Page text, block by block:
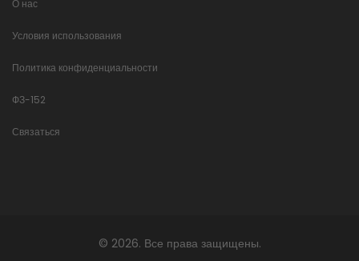
О нас
Условия использования
Политика конфиденциальности
ФЗ-152
Связаться
© 2026. Все права защищены.